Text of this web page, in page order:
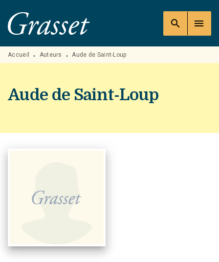
MENU RECHERCHE
PIED DE PAGE
search menu
Accueil • Auteurs • Aude de Saint-Loup
Aude de Saint-Loup